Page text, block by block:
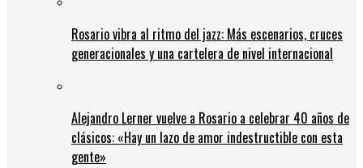
Rosario vibra al ritmo del jazz: Más escenarios, cruces
generacionales y una cartelera de nivel internacional
Alejandro Lerner vuelve a Rosario a celebrar 40 años de
clásicos: «Hay un lazo de amor indestructible con esta
gente»